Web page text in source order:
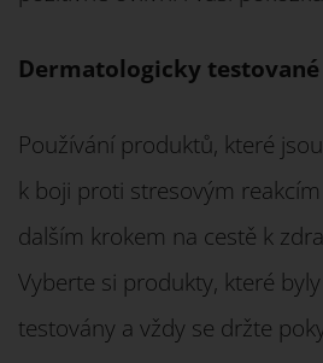
Dermatologicky
Používání produktů, které
k boji proti stresovým
dalším krokem na cestě k
Vyberte si produkty, které
testovány a vždy se držte